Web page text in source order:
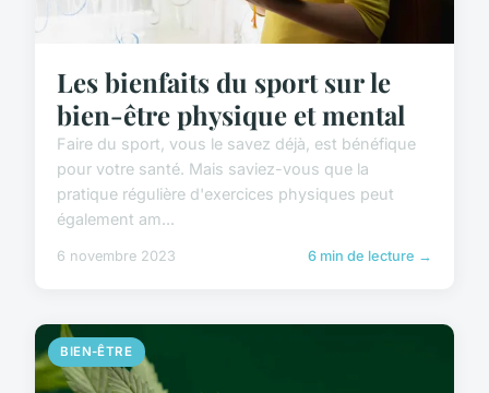
Les bienfaits du sport sur le
bien-être physique et mental
Faire du sport, vous le savez déjà, est bénéfique
pour votre santé. Mais saviez-vous que la
pratique régulière d'exercices physiques peut
également am...
6 novembre 2023 6 min de lecture →
BIEN-ÊTRE